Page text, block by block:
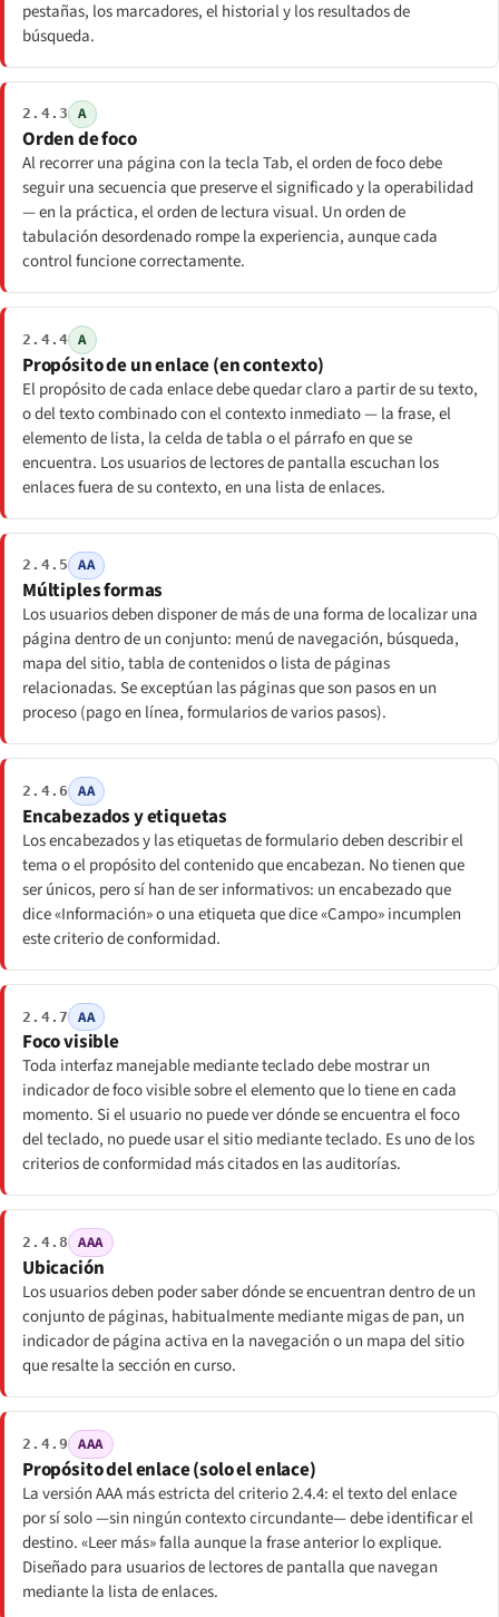
pestañas, los marcadores, el historial y los resultados de
búsqueda.
2.4.3 A
Orden de foco
Al recorrer una página con la tecla Tab, el orden de foco debe
seguir una secuencia que preserve el significado y la operabilidad
— en la práctica, el orden de lectura visual. Un orden de
tabulación desordenado rompe la experiencia, aunque cada
control funcione correctamente.
2.4.4 A
Propósito de un enlace (en contexto)
El propósito de cada enlace debe quedar claro a partir de su texto,
o del texto combinado con el contexto inmediato — la frase, el
elemento de lista, la celda de tabla o el párrafo en que se
encuentra. Los usuarios de lectores de pantalla escuchan los
enlaces fuera de su contexto, en una lista de enlaces.
2.4.5 AA
Múltiples formas
Los usuarios deben disponer de más de una forma de localizar una
página dentro de un conjunto: menú de navegación, búsqueda,
mapa del sitio, tabla de contenidos o lista de páginas
relacionadas. Se exceptúan las páginas que son pasos en un
proceso (pago en línea, formularios de varios pasos).
2.4.6 AA
Encabezados y etiquetas
Los encabezados y las etiquetas de formulario deben describir el
tema o el propósito del contenido que encabezan. No tienen que
ser únicos, pero sí han de ser informativos: un encabezado que
dice «Información» o una etiqueta que dice «Campo» incumplen
este criterio de conformidad.
2.4.7 AA
Foco visible
Toda interfaz manejable mediante teclado debe mostrar un
indicador de foco visible sobre el elemento que lo tiene en cada
momento. Si el usuario no puede ver dónde se encuentra el foco
del teclado, no puede usar el sitio mediante teclado. Es uno de los
criterios de conformidad más citados en las auditorías.
2.4.8 AAA
Ubicación
Los usuarios deben poder saber dónde se encuentran dentro de un
conjunto de páginas, habitualmente mediante migas de pan, un
indicador de página activa en la navegación o un mapa del sitio
que resalte la sección en curso.
2.4.9 AAA
Propósito del enlace (solo el enlace)
La versión AAA más estricta del criterio 2.4.4: el texto del enlace
por sí solo —sin ningún contexto circundante— debe identificar el
destino. «Leer más» falla aunque la frase anterior lo explique.
Diseñado para usuarios de lectores de pantalla que navegan
mediante la lista de enlaces.